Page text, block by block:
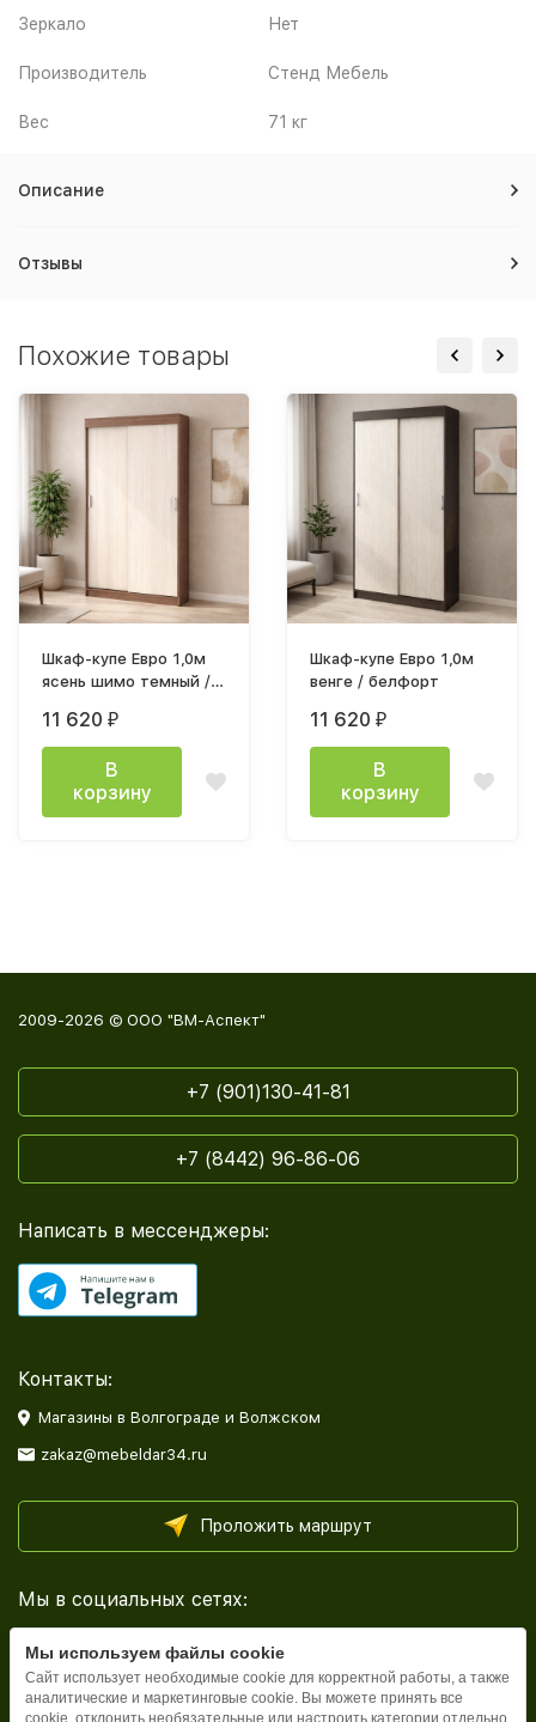
Зеркало Нет
Производитель Стенд Мебель
Вес 71 кг
Описание
Отзывы
Похожие товары
Шкаф-купе Евро 1,0м
ясень шимо темный /
11 620 ₽
В
корзину
Шкаф-купе Евро 1,0м
венге / белфорт
11 620 ₽
В
корзину
2009-2026 © ООО "ВМ-Аспект"
+7 (901)130-41-81
+7 (8442) 96-86-06
Написать в мессенджеры:
Контакты:
Магазины в Волгограде и Волжском
zakaz@mebeldar34.ru
Проложить маршрут
Мы в социальных сетях:
Мы используем файлы cookie
Сайт использует необходимые cookie для корректной работы, а также
аналитические и маркетинговые cookie. Вы можете принять все
cookie, отклонить необязательные или настроить категории отдельно.